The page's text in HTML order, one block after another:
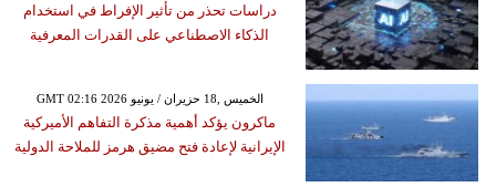
دراسات تحذر من تأثير الإفراط في استخدام
الذكاء الاصطناعي على القدرات المعرفية
GMT 02:16 2026 الخميس ,18 حزيران / يونيو
ماكرون يؤكد أهمية مذكرة التفاهم الأميركية
الإيرانية لإعادة فتح مضيق هرمز للملاحة الدولية